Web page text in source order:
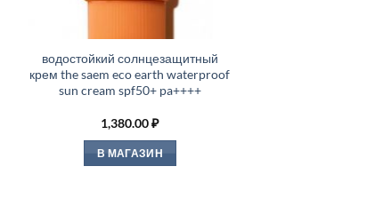
водостойкий солнцезащитный
крем the saem eco earth waterproof
sun cream spf50+ pa++++
1,380.00₽
В МАГАЗИН